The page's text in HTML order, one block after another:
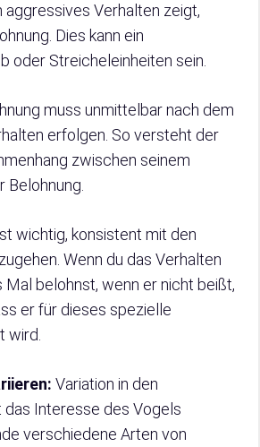
aggressives Verhalten zeigt,
Dies kann ein
oder Streicheleinheiten sein.
muss unmittelbar nach dem
erfolgen. So versteht der
zwischen seinem
Belohnung.
wichtig, konsistent mit den
Wenn du das Verhalten
belohnst, wenn er nicht beißt,
er für dieses spezielle
wird.
Variation in den
das Interesse des Vogels
verschiedene Arten von